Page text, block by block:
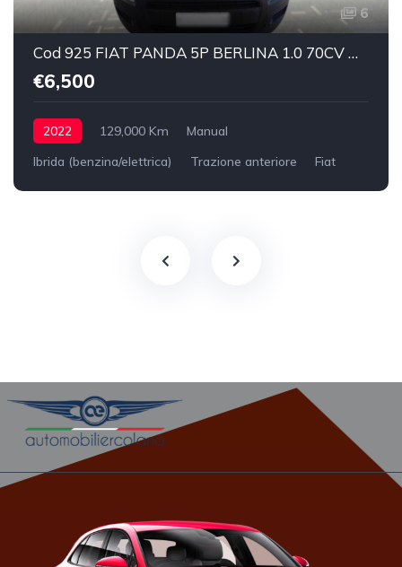
6
Cod 925 FIAT PANDA 5P BERLINA 1.0 70CV HYBRID EURO 6D VAN 2 P. POP
€6,500
2022 129,000 Km
Manual
Ibrida (benzina/elettrica)
Trazione anteriore Fiat